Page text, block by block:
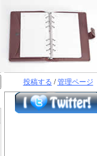
投稿する /管理ページ